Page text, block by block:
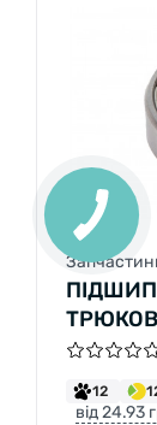
12
від 24.93
КНОПКА
ЗВ'ЯЗКУ